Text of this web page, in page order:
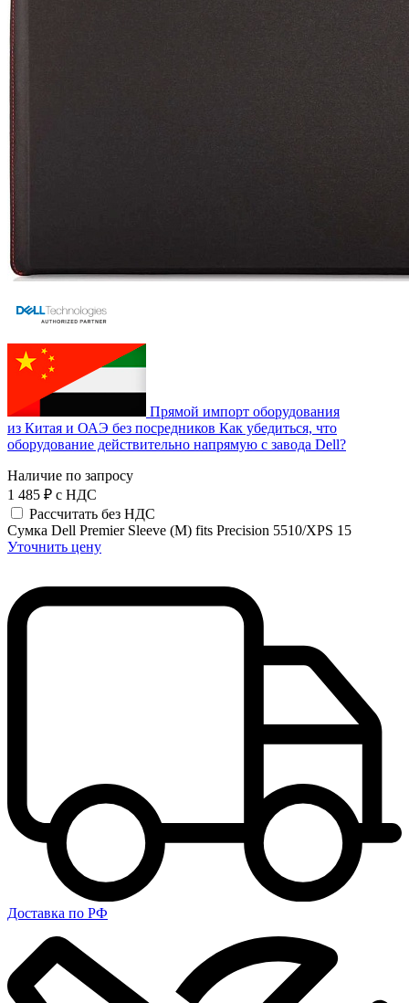
Прямой импорт оборудования
из Китая и ОАЭ без посредников Как убедиться, что
оборудование действительно напрямую с завода Dell?
Наличие по запросу
1 485 ₽ с НДС
Рассчитать без НДС
Сумка Dell Premier Sleeve (M) fits Precision 5510/XPS 15
Уточнить цену
Доставка по РФ